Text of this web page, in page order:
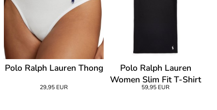
Polo Ralph Lauren Thong
29,95 EUR
Polo Ralph Lauren
Women Slim Fit T-Shirt
59,95 EUR